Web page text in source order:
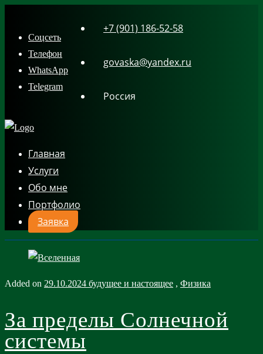
content
Соцсеть
Телефон
WhatsApp
Telegram
+7 (901) 186-52-58
govaska@yandex.ru
Россия
Главная
Услуги
Обо мне
Портфолио
Заявка
Added on 29.10.2024 будущее и настоящее , Физика
За пределы Солнечной
системы